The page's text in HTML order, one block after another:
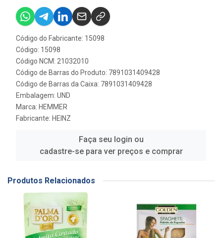
Código do Fabricante: 15098
Código: 15098
Código NCM: 21032010
Código de Barras do Produto: 7891031409428
Código de Barras da Caixa: 7891031409428
Embalagem: UND
Marca: HEMMER
Fabricante: HEINZ
Faça seu login ou
cadastre-se para ver preços e comprar
Produtos Relacionados